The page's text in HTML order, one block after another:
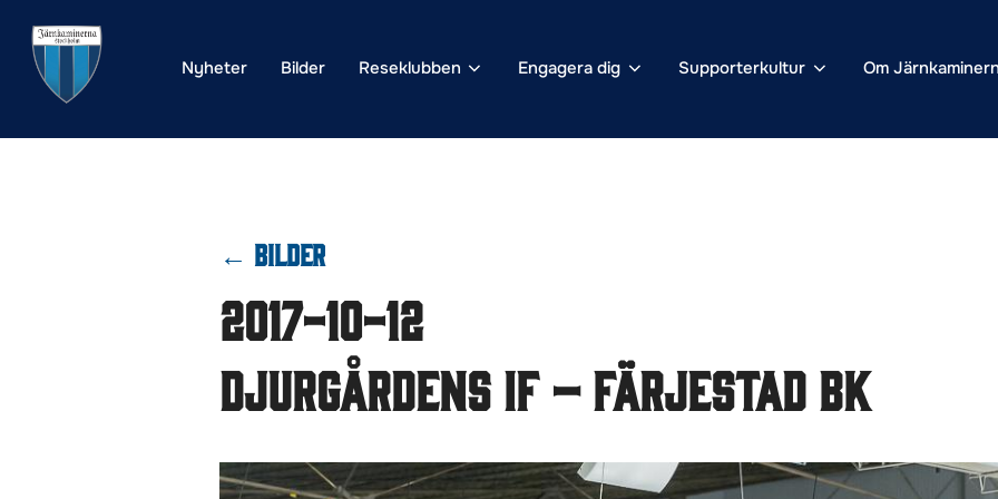
innehåll
Nyheter Bilder Reseklubben Engagera dig Supporterkultur Om
← BILDER
2017-10-12
Djurgårdens IF – Färjestad BK